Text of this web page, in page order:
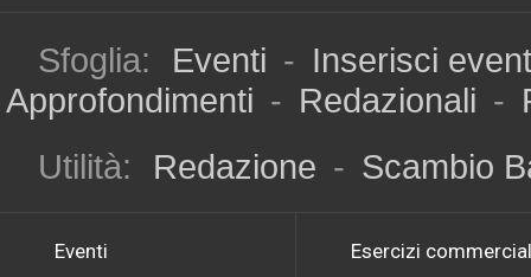
Sfoglia: Eventi - Inserisci
Approfondimenti - Redazionali -
Utilità:
Redazione - Scambio
Eventi Esercizi